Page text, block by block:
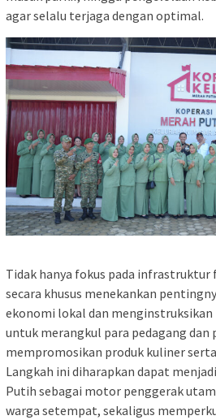
agar selalu terjaga dengan optimal.
Tidak hanya fokus pada infrastruktur
secara khusus menekankan
ekonomi lokal dan
untuk merangkul para pedagang dan
mempromosikan produk kuliner
Langkah ini diharapkan dapat
Putih sebagai motor penggerak
warga setempat, sekaligus